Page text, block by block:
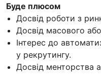
Буде плюсом
Досвід роботи з
Досвід масового
Інтерес до
у рекрутингу.
Досвід менторства